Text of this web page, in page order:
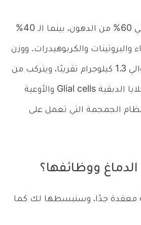
يتكون الدماغ من حوالي 60% من الدهون، بينما الـ 40%
والبروتينات والكربوهيدرات. ووزن
الدماغ 3 أرطال أي حوالي 1.3 كيلوجرام تقريبًا، ويتركب من
الخلايا العصبية، والخلايا الدبقية Glial cells والأوعية
الجمجمة التي تعمل على
ووظائفها؟
معقدة جدًا، وسنبسطها لك كما